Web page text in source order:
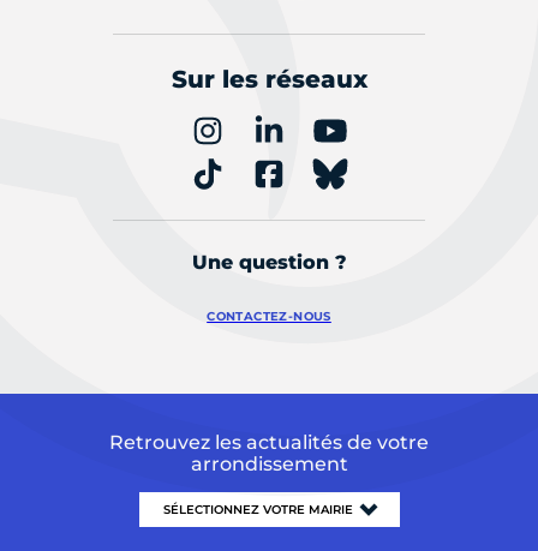
Sur les réseaux
Une question ?
CONTACTEZ-NOUS
Retrouvez les actualités de votre
arrondissement